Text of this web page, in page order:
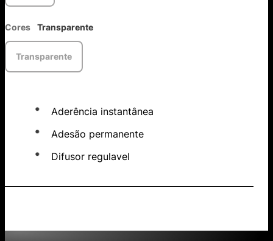
Cores Transparente
Transparente
Aderência instantânea
Adesão permanente
Difusor regulavel